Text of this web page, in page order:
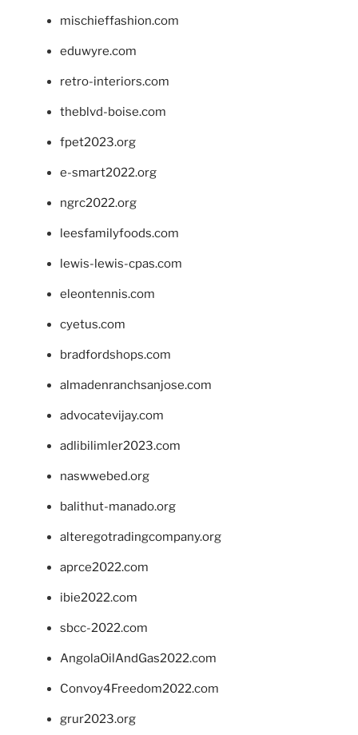
mischieffashion.com
eduwyre.com
retro-interiors.com
theblvd-boise.com
fpet2023.org
e-smart2022.org
ngrc2022.org
leesfamilyfoods.com
lewis-lewis-cpas.com
eleontennis.com
cyetus.com
bradfordshops.com
almadenranchsanjose.com
advocatevijay.com
adlibilimler2023.com
naswwebed.org
balithut-manado.org
alteregotradingcompany.org
aprce2022.com
ibie2022.com
sbcc-2022.com
AngolaOilAndGas2022.com
Convoy4Freedom2022.com
grur2023.org